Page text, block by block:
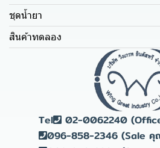
ชุดน้ำยา
สินค้าทดลอง
Tel
02-0062240
096-858-2346 (Sale